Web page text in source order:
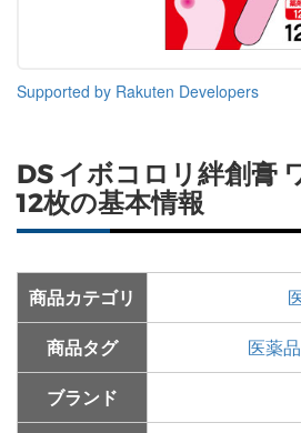
Supported by Rakuten Developers
DS イボコロリ絆創膏
12枚の基本情報
商品カテゴリ
商品タグ
医薬品
ブランド